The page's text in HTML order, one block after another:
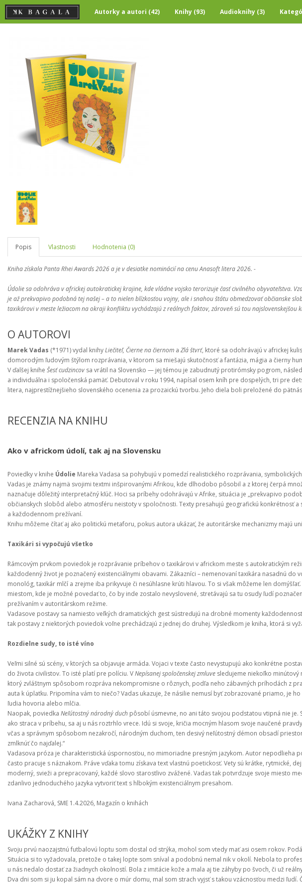
Autorky a autori (42) Knihy (93) Audioknihy (3)
Popis Vlastnosti Hodnotenia (0)
Kniha získala Panta Rhei Awards 2026 a je v desiatke nominácií na cenu Anasoft litera 2026. -
Údolie sa odohráva v africkej autokratickej krajine, kde vládne vojsko terorizuje časť civilného obyvateľstva.
je až prekvapivo podobná tej našej – a to nielen blízkosťou vojny, ale i snahou štátu obmedzovať občianske
taxikárovi v meste ležiacom na okraji konfliktu vychádzajú z reálnych faktov, zároveň sú tou najslovenskejšou
O AUTOROVI
Marek Vadas (*1971) vydal knihyLiečiteľ, Čierne na čiernom a Zlá štvrť, ktoré sa odohrávajú v africkej
domorodým ľudovým štýlom rozprávania, v ktorom sa miešajú skutočnosť a fantázia, mágia a čierny
V ďalšej knihe Šesť cudzincov sa vrátil na Slovensko — jej témou je zabudnutý protirómsky pogrom,
a individuálna i spoločenská pamäť. Debutoval v roku 1994, napísal osem kníh pre dospelých, tri pre
litera, najprestížnejšieho slovenského ocenenia za prozaickú tvorbu. Jeho diela boli preložené do
RECENZIA NA KNIHU
Ako v africkom údolí, tak aj na Slovensku
Poviedky v knihe Údolie Mareka Vadasa sa pohybujú v pomedzí realistického rozprávania,
Vadas je známy najmä svojimi textmi inšpirovanými Afrikou, kde dlhodobo pôsobil a z ktorej čerpá
naznačuje dôležitý interpretačný kľúč. Hoci sa príbehy odohrávajú v Afrike, situácia je „prekvapivo
občianskych slobôd alebo atmosféru neistoty v spoločnosti. Texty presahujú geografickú konkrétnosť
a každodennom prežívaní.
Knihu môžeme čítať aj ako politickú metaforu, pokus autora ukázať, že autoritárske mechanizmy majú
Taxikári si vypočujú všetko
Rámcovým prvkom poviedok je rozprávanie príbehov o taxikárovi v africkom meste s autokratickým
každodenný život je poznačený existenciálnymi obavami. Zákazníci – nemenovaní taxikára nasadnú do
monológ, taxikár mlčí a zrejme iba prikyvuje či nesúhlasne krúti hlavou. To si však môžeme len
miestom, kde je možné povedať to, čo by inde zostalo nevyslovené, stretávajú sa tu osudy ľudí
prežívaním v autoritárskom režime.
Vadasove postavy sa namiesto veľkých dramatických gest sústreďujú na drobné momenty
tak postavy z niektorých poviedok voľne prechádzajú z jednej do druhej. Výsledkom je kniha, ktorá si
Rozdielne sudy, to isté víno
Veľmi silné sú scény, v ktorých sa objavuje armáda. Vojaci v texte často nevystupujú ako konkrétne
do života civilistov. To isté platí pre políciu. V Nepísanej spoločenskej zmluve sledujeme niekoľko
ktorý zvláštnym spôsobom rozpráva nekompromisne o rôznych, podľa neho zábavných príhodách z
auta k úplatku. Pripomína vám to niečo? Vadas ukazuje, že násilie nemusí byť zobrazované priamo, je
ľudia hovoria alebo mlčia.
Naopak, poviedka Neľútostný národný duch pôsobí úsmevne, no ani táto svojou podstatou vtipná nie je.
ako straca v príbehu, sa aj u nás roztrhlo vrece. Idú si svoje, kričia mocným hlasom svoje naučené
včas a správnym spôsobom nezakročí, národným duchom, ten desivý neľútostný démon obsadí
zmlknúť čo najďalej.“
Vadasova próza je charakteristická úspornosťou, no mimoriadne presným jazykom. Autor nepodlieha
často pracuje s náznakom. Práve vďaka tomu získava text vlastnú poetickosť. Vety sú krátke, rytmické,
moderný, svieži a prepracovaný, každé slovo starostlivo zvážené. Vadas tak potvrdzuje svoje miesto
zdanlivo jednoduchého jazyka vytvoriť text s hlbokým existenciálnym presahom.
Ivana Zacharová, SME 1.4.2026, Magazín o knihách
UKÁŽKY Z KNIHY
Svoju prvú naozajstnú futbalovú loptu som dostal od strýka, mohol som vtedy mať asi osem rokov.
Situácia si to vyžadovala, pretože o takej lopte som sníval a podobnú nemal nik v okolí. Nebola to
u nás nedalo dostať za žiadnych okolností. Bola z imitácie kože a mala aj tie záhyby po švoch, či už
Dva dni som si ju kopal sám na dvore o múr domu, mal som strach vyjsť s takou vzácnosťou medzi ľudí.